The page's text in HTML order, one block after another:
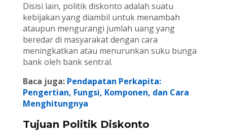
Disisi lain, politik diskonto adalah suatu
kebijakan yang diambil untuk menambah
ataupun mengurangi jumlah uang yang
beredar di masyarakat dengan cara
meningkatkan atau menurunkan suku bunga
bank oleh bank sentral.
Baca juga: Pendapatan Perkapita:
Pengertian, Fungsi, Komponen, dan Cara
Menghitungnya
Tujuan Politik Diskonto